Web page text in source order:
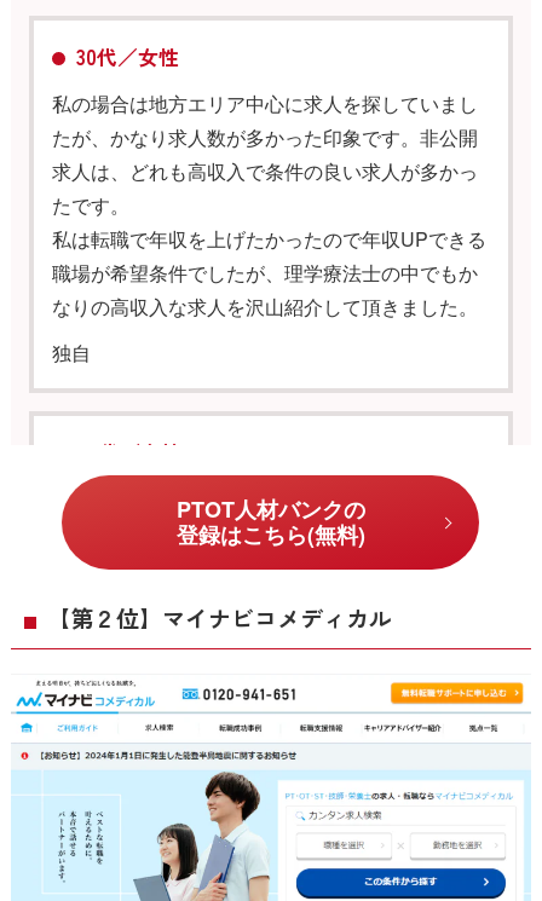
30代／女性
私の場合は地方エリア中心に求人を探していまし
たが、かなり求人数が多かった印象です。非公開
求人は、どれも高収入で条件の良い求人が多かっ
たです。
私は転職で年収を上げたかったので年収UPできる
職場が希望条件でしたが、理学療法士の中でもか
なりの高収入な求人を沢山紹介して頂きました。
独自
40代／女性
PTOT人材バンクは、条件の良い優良案件を紹介し
てくれました。
登録してからの連絡も非常に早く、連絡してすぐ
に返信がくるので働きながら転職活動を進めてい
る私にとってはかなり有難かったです。
職場の雰囲気などの情報を教えてもらえたことが
とても良かったです。
20代／男性
PTOT人材バンクの
登録はこちら(無料)
【第２位】マイナビコメディカル